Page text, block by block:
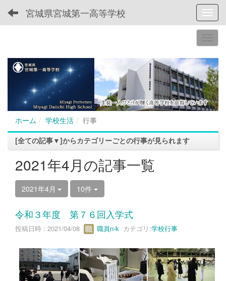
宮城県宮城第一高等学校
ホーム 学校生活
行事
[全ての記事▼]からカテゴリーごとの行事が見られます
2021年4月の記事一覧
2021年4月 10件
令和３年度 第７６回入学式
投稿日時 : 2021/04/08 職員n-k カテゴリ:学校行事